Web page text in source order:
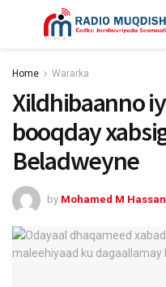
Home Wararka
Xildhibaanno
booqday
Beladweyne
by Mohamed M Hassan